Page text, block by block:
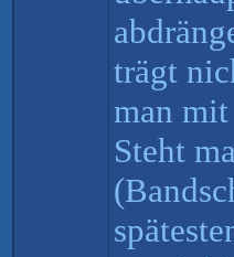
trägt
man
Steht